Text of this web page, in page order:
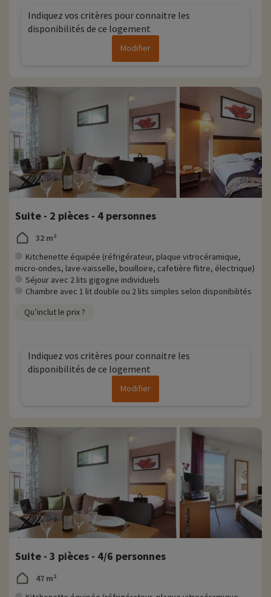
nous avons déjà négocié des activités, elles sont réservables avec
remise directement en ligne après avoir choisi votre logement et
en cliquant ici !
• Animaux de compagnie acceptés, en supplément
Indiquez vos critères pour connaitre les
disponibilités de ce logement
Modifier
Suite - 2 pièces - 4 personnes
32 m²
Kitchenette équipée (réfrigérateur, plaque vitrocéramique,
micro-ondes, lave-vaisselle, bouilloire, cafetière flitre, électrique)
Séjour avec 2 lits gigogne individuels
Chambre avec 1 lit double ou 2 lits simples selon disponibilités
Qu’inclut le prix ?
Indiquez vos critères pour connaitre les
disponibilités de ce logement
Modifier
Suite - 3 pièces - 4/6 personnes
47 m²